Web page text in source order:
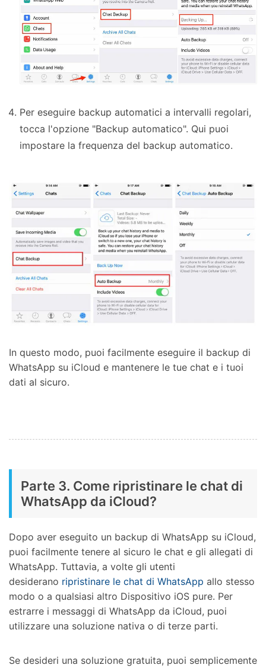
Per eseguire backup automatici a intervalli regolari,
tocca l'opzione "Backup automatico". Qui puoi
impostare la frequenza del backup automatico.
In questo modo, puoi facilmente eseguire il backup di
WhatsApp su iCloud e mantenere le tue chat e i tuoi
dati al sicuro.
Parte 3. Come ripristinare le chat di
WhatsApp da iCloud?
Dopo aver eseguito un backup di WhatsApp su iCloud,
puoi facilmente tenere al sicuro le chat e gli allegati di
WhatsApp. Tuttavia, a volte gli utenti
desiderano ripristinare le chat di WhatsApp allo stesso
modo o a qualsiasi altro Dispositivo iOS pure. Per
estrarre i messaggi di WhatsApp da iCloud, puoi
utilizzare una soluzione nativa o di terze parti.
Se desideri una soluzione gratuita, puoi semplicemente